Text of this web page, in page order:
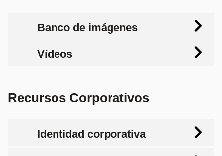
Banco de imágenes
Vídeos
Recursos Corporativos
Identidad corporativa